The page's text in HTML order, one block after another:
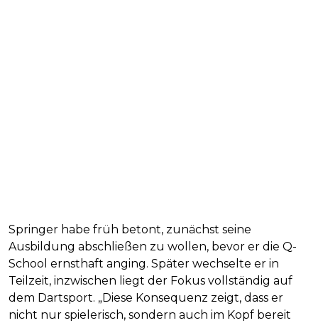
Springer habe früh betont, zunächst seine
Ausbildung abschließen zu wollen, bevor er die Q-
School ernsthaft anging. Später wechselte er in
Teilzeit, inzwischen liegt der Fokus vollständig auf
dem Dartsport. „Diese Konsequenz zeigt, dass er
nicht nur spielerisch, sondern auch im Kopf bereit